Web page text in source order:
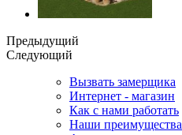
Предыдущий
Следующий
Вызвать замерщика
Интернет - магазин
Как с нами работать
Наши преимущества